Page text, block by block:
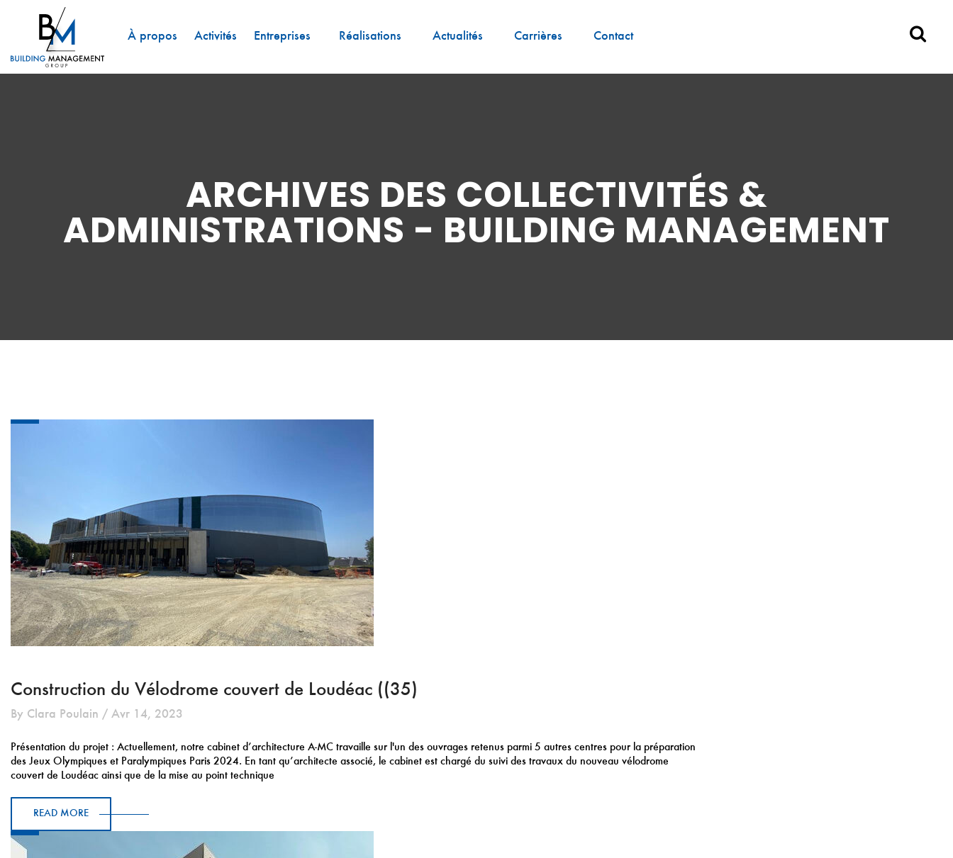
À propos Activités Entreprises Réalisations Actualités Carrières Contact
ARCHIVES DES COLLECTIVITÉS &
ADMINISTRATIONS - BUILDING MANAGEMENT
Construction du Vélodrome couvert de Loudéac ((35)
By Clara Poulain / Avr 14, 2023
Présentation du projet : Actuellement, notre cabinet d’architecture A-MC travaille sur l'un des ouvrages retenus parmi 5 autres centres pour la préparation
des Jeux Olympiques et Paralympiques Paris 2024. En tant qu’architecte associé, le cabinet est chargé du suivi des travaux du nouveau vélodrome
couvert de Loudéac ainsi que de la mise au point technique
READ MORE